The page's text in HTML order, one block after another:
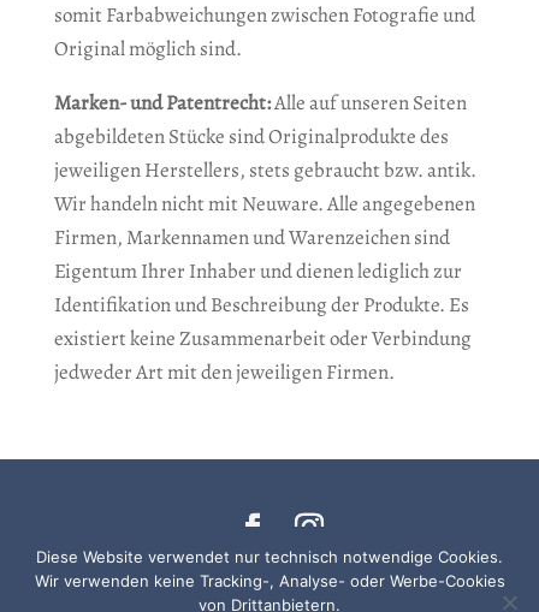
somit Farbabweichungen zwischen Fotografie und
Original möglich sind.
Marken- und Patentrecht:Alle auf unseren Seiten
abgebildeten Stücke sind Originalprodukte des
jeweiligen Herstellers, stets gebraucht bzw. antik.
Wir handeln nicht mit Neuware. Alle angegebenen
Firmen, Markennamen und Warenzeichen sind
Eigentum Ihrer Inhaber und dienen lediglich zur
Identifikation und Beschreibung der Produkte. Es
existiert keine Zusammenarbeit oder Verbindung
jedweder Art mit den jeweiligen Firmen.
© 2018 Antiquitäten im Nikolaiviertel • Gestaltet
Diese Website verwendet nur technisch notwendige Cookies.
Wir verwenden keine Tracking-, Analyse- oder Werbe-Cookies
von Drittanbietern.